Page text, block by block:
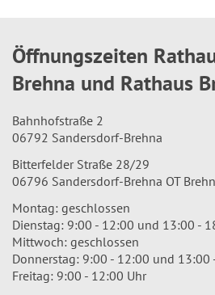
Öffnungszeiten
Brehna und Rathaus
Bahnhofstraße 2
06792 Sandersdorf-Brehna
Bitterfelder Straße 28/29
06796 Sandersdorf-Brehna OT
Montag: geschlossen
Dienstag: 9:00 - 12:00 und 13:00 -
Mittwoch: geschlossen
Donnerstag: 9:00 - 12:00 und 13:00
Freitag: 9:00 - 12:00 Uhr